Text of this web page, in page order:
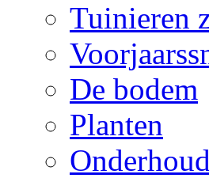
Tuinieren
De bodem
Planten
Onderhoud